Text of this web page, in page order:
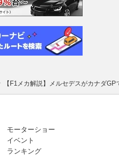
【F1メカ解説】メルセデスがカナダ
モーターショー
イベント
ランキング